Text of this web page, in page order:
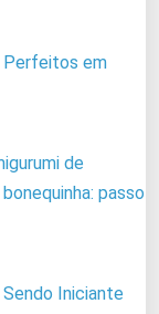
Perfeitos em
de
passo
Iniciante